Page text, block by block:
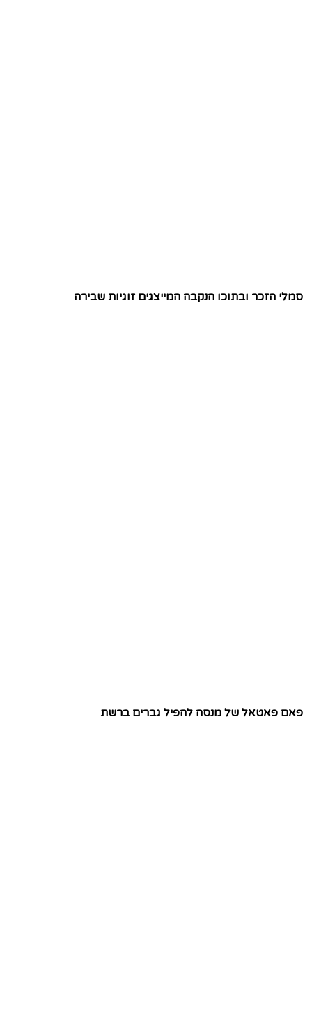
סמלי הזכר ובתוכו הנקבה המייצגים זוגיות שבירה
פאם פאטאל של מנסה להפיל גברים ברשת